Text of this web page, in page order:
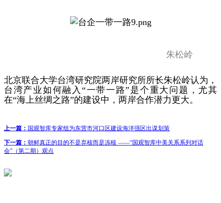
朱松岭
北京联合大学台湾研究院两岸研究所所长朱松岭认为，
台湾产业如何融入“一带一路”是个重大问题，尤其
在“海上丝绸之路”的建设中，两岸合作潜力更大。
上一篇： 国观智库专家组为东营市河口区建设海洋强区出谋划策
下一篇： 朝鲜真正的目的不是弃核而是冻核 ——“国观智库中美关系系列对话
会”（第二期）观点